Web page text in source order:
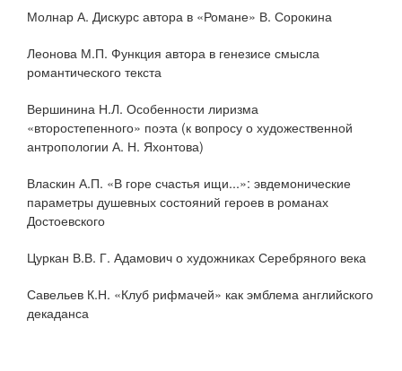
Молнар А. Дискурс автора в «Романе» В. Сорокина
Леонова М.П. Функция автора в генезисе смысла
романтического текста
Вершинина Н.Л. Особенности лиризма
«второстепенного» поэта (к вопросу о художественной
антропологии А. Н. Яхонтова)
Власкин А.П. «В горе счастья ищи...»: эвдемонические
параметры душевных состояний героев в романах
Достоевского
Цуркан В.В. Г. Адамович о художниках Серебряного века
Савельев К.Н. «Клуб рифмачей» как эмблема английского
декаданса